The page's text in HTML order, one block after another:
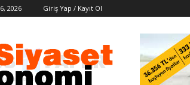
2026 Giriş Yap / Kayıt Ol